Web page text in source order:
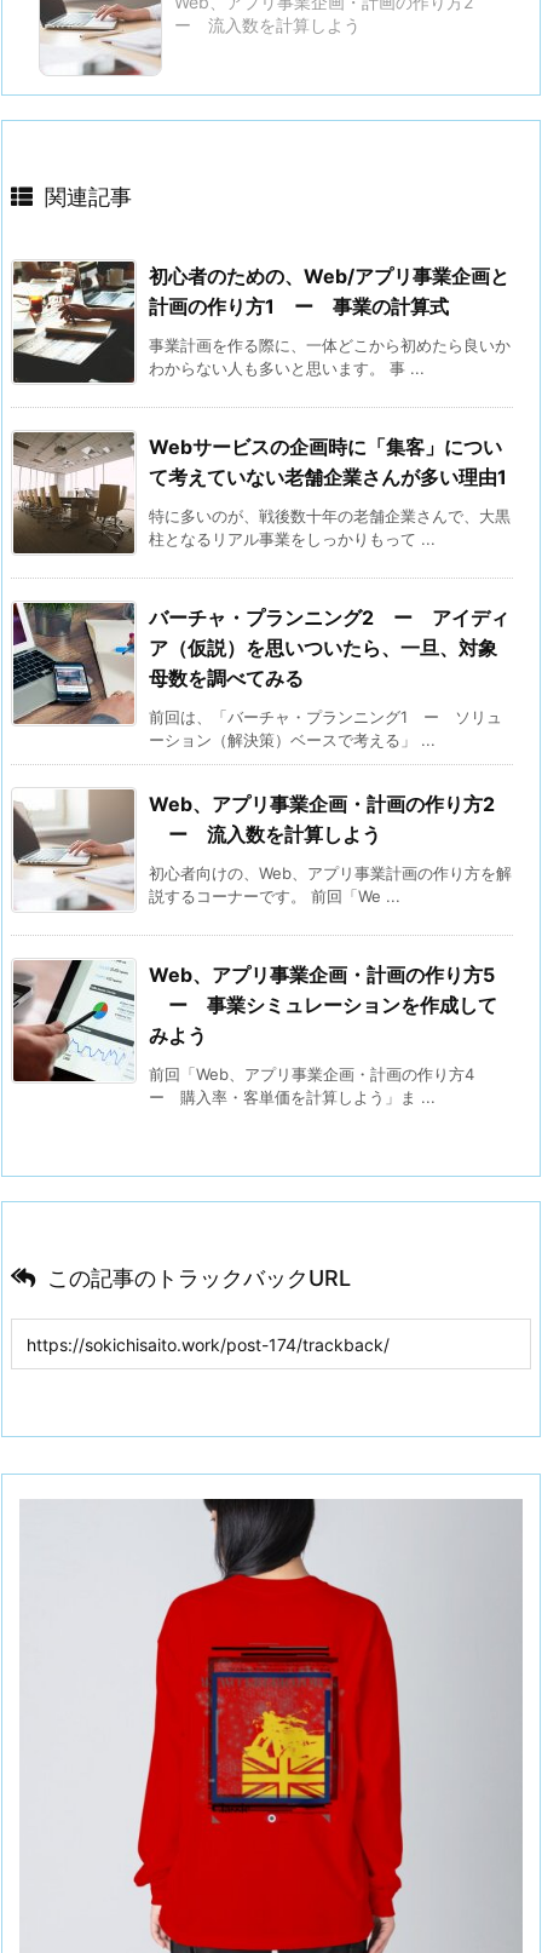
ー 流入数を計算しよう
関連記事
初心者のための、Web/アプリ事業企画と
計画の作り方1 ー 事業の計算式
事業計画を作る際に、一体どこから初めたら良いか
わからない人も多いと思います。 事 ...
Webサービスの企画時に「集客」につい
て考えていない老舗企業さんが多い理由1
特に多いのが、戦後数十年の老舗企業さんで、大黒
柱となるリアル事業をしっかりもって ...
バーチャ・プランニング2 ー アイディ
ア（仮説）を思いついたら、一旦、対象
母数を調べてみる
前回は、「バーチャ・プランニング1 ー ソリュ
ーション（解決策）ベースで考える」 ...
Web、アプリ事業企画・計画の作り方2
ー 流入数を計算しよう
初心者向けの、Web、アプリ事業計画の作り方を解
説するコーナーです。 前回「We ...
Web、アプリ事業企画・計画の作り方5
ー 事業シミュレーションを作成して
みよう
前回「Web、アプリ事業企画・計画の作り方4
ー 購入率・客単価を計算しよう」ま ...
この記事のトラックバックURL